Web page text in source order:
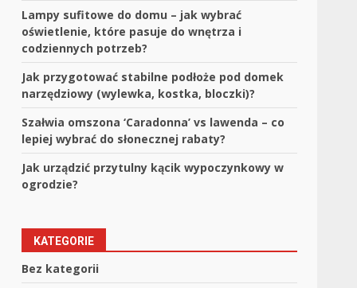
Lampy sufitowe do domu – jak wybrać
oświetlenie, które pasuje do wnętrza i
codziennych potrzeb?
Jak przygotować stabilne podłoże pod domek
narzędziowy (wylewka, kostka, bloczki)?
Szałwia omszona ‘Caradonna’ vs lawenda – co
lepiej wybrać do słonecznej rabaty?
Jak urządzić przytulny kącik wypoczynkowy w
ogrodzie?
KATEGORIE
Bez kategorii